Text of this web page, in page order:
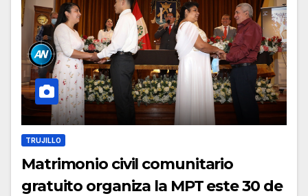
TRUJILLO
Matrimonio civil comunitario
gratuito organiza la MPT este 30 de